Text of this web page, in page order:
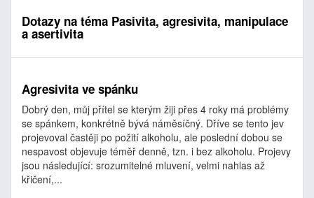
Dotazy na téma Pasivita, agresivita, manipulace
a asertivita
Agresivita ve spánku
Dobrý den, můj přítel se kterým žiji přes 4 roky má problémy
se spánkem, konkrétně bývá náměsíčný. Dříve se tento jev
projevoval častěji po požití alkoholu, ale poslední dobou se
nespavost objevuje téměř denně, tzn. i bez alkoholu. Projevy
jsou následující: srozumitelné mluvení, velmi nahlas až
křičení,...